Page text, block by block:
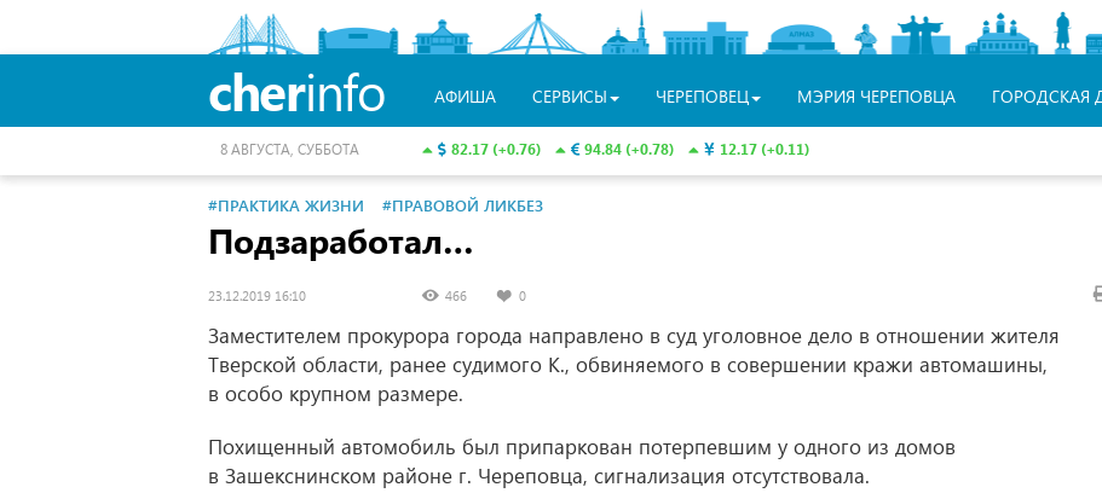
cherinfo АФИША СЕРВИСЫ ЧЕРЕПОВЕЦ МЭРИЯ ЧЕРЕПОВЦА ГОРОДСКАЯ
82.17 (+0.76) 94.84 (+0.78) 12.17 (+0.11)
8 АВГУСТА, СУББОТА
#ПРАКТИКА ЖИЗНИ #ПРАВОВОЙ ЛИКБЕЗ
Подзаработал…
23.12.2019 16:10 466 0
Заместителем прокурора города направлено в суд уголовное дело в отношении жителя
Тверской области, ранее судимого К., обвиняемого в совершении кражи автомашины,
в особо крупном размере.
Похищенный автомобиль был припаркован потерпевшим у одного из домов
в Зашекснинском районе г. Череповца, сигнализация отсутствовала.